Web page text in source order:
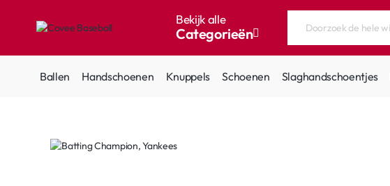
Bekijk alle
Categorieën
Doorzoek
winkel...
Ballen Handschoenen Knuppels Schoenen Slaghandschoentjes